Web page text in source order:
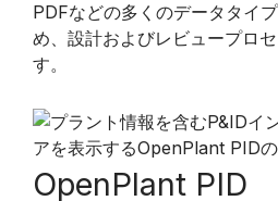
PDFなどの多くのデータタイ
め、設計およびレビュープロ
す。
OpenPlant PID